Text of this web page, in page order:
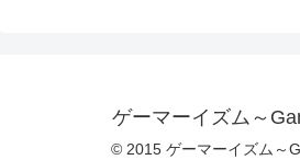
ゲーマーイズム～
© 2015 ゲーマーイズム～